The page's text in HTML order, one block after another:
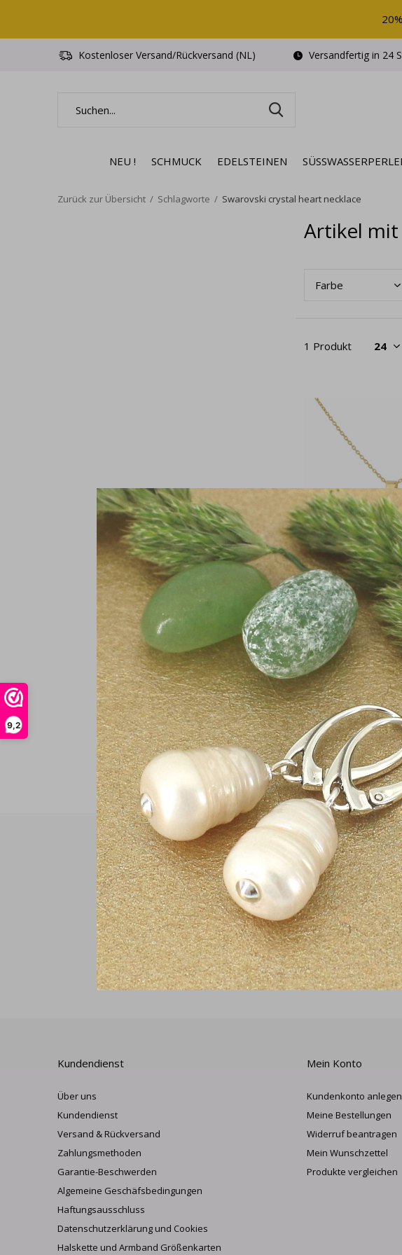
9,2
NEU ! SCHMUCK EDELSTEINEN SÜSSWASSERPERLEN
Kostenloser Versand/Rückversand (NL) Versandfertig in 24
Zurück zur Übersicht Schlagworte Swarovski crystal heart necklace
Artikel mit
Farbe
1 Produkt
Halskette Schwarz
vergoldet - 1037
€34,95
Inkl. MwSt.
Melden
Erhalten
Kundendienst
Über uns
Kundendienst
Versand & Rückversand
Zahlungsmethoden
Garantie-Beschwerden
Algemeine Geschäfsbedingungen
Haftungsausschluss
Datenschutzerklärung und Cookies
Halskette und Armband Größenkarten
Mein Konto
Kundenkonto anlegen
Meine Bestellungen
Widerruf beantragen
Mein Wunschzettel
Produkte vergleichen